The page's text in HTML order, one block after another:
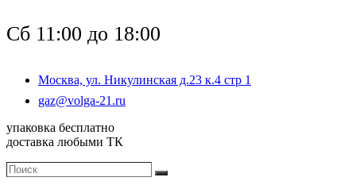
Сб 11:00 до 18:00
Москва, ул. Никулинская д.23 к.4 стр 1
gaz@volga-21.ru
упаковка бесплатно
доставка любыми ТК
Поиск
Поиск